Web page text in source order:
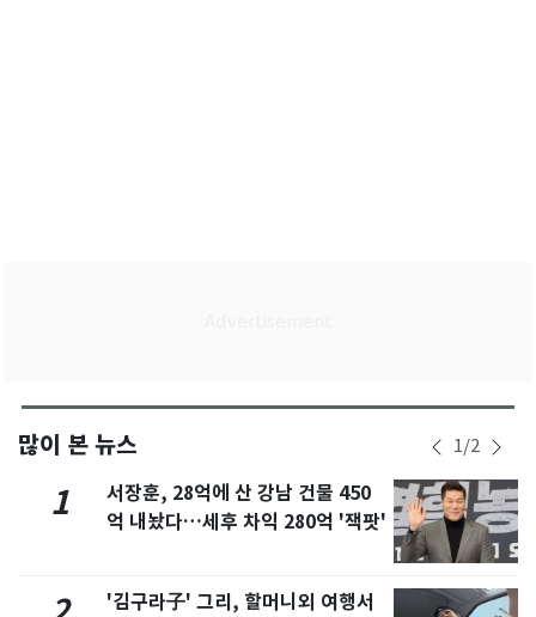
많이 본 뉴스 1/2
1
서장훈, 28억에 산 강남 건물 450
억 내놨다…세후 차익 280억 '잭팟'
'김구라子' 그리, 할머니외 여행서